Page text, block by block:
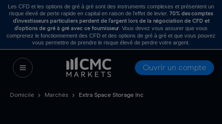
Les CFD et les options de gré à gré sont des instruments complexes et présentent un
risque élevé de perte rapide en capital en raison de l’effet de levier. 70% des comptes
d’investisseurs particuliers perdent de l’argent lors de la négociation de CFD et
d’options de gré à gré avec ce fournisseur . Vous devez vous assurer que vous
comprenez le fonctionnement des CFD et des options de gré à gré et que vous pouvez
vous permettre de prendre le risque élevé de perdre votre argent.
Ouvrir un compte
Domicile Marchés Extra Space Storage Inc